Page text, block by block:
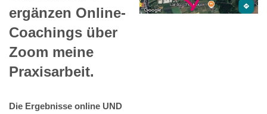
ergänzen Online-
Coachings über
Zoom meine
Praxisarbeit.
Die Ergebnisse online UND